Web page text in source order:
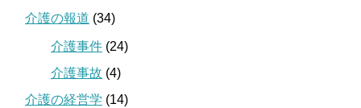
介護の報道 (34)
介護事件 (24)
介護事故 (4)
介護の経営学 (14)